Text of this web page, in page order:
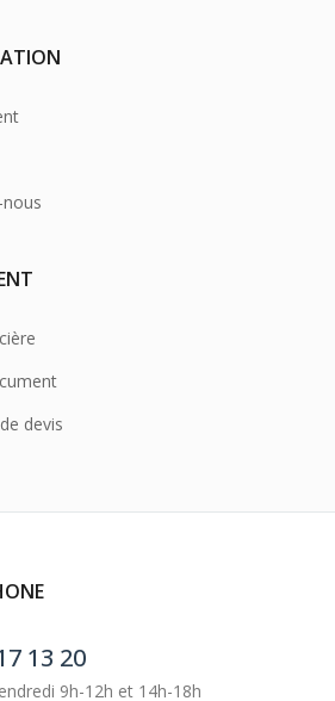
devis
13 20
9h-12h et 14h-18h